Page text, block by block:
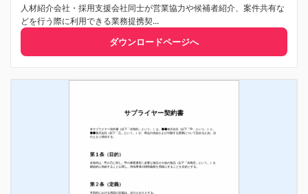
人材紹介会社・採用支援会社同士が営業協力や候補者紹介、案件共有な
どを行う際に利用できる業務提携契...
ダウンロードページへ